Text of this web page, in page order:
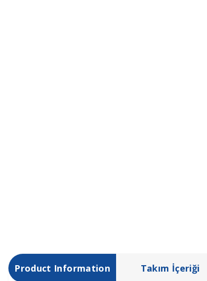
Product Information Takım İçeriği